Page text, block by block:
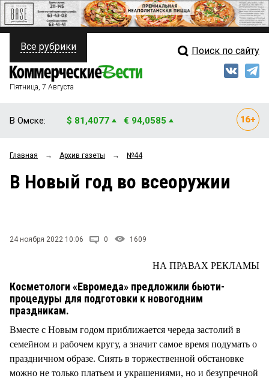
ПОЛИТИКА
ФИНАНСЫ
ОБЩЕСТВО
ЗАКОН
ПРОИСШЕСТВИЯ
Свежий выпуск
Рейтинги
Все рубрики Поиск по сайту
Пятница, 7 Августа
В Омске: $ 81,4077 € 94,0585
Главная → Архив газеты → №44
В Новый год во всеоружии
24 ноября 2022 10:06 0 1609
НА ПРАВАХ РЕКЛАМЫ
Косметологи «Евромеда» предложили бьюти-
процедуры для подготовки к новогодним
праздникам.
Вместе с Новым годом приближается череда застолий в
семейном и рабочем кругу, а значит самое время подумать о
праздничном образе. Сиять в торжественной обстановке
можно не только платьем и украшениями, но и безупречной